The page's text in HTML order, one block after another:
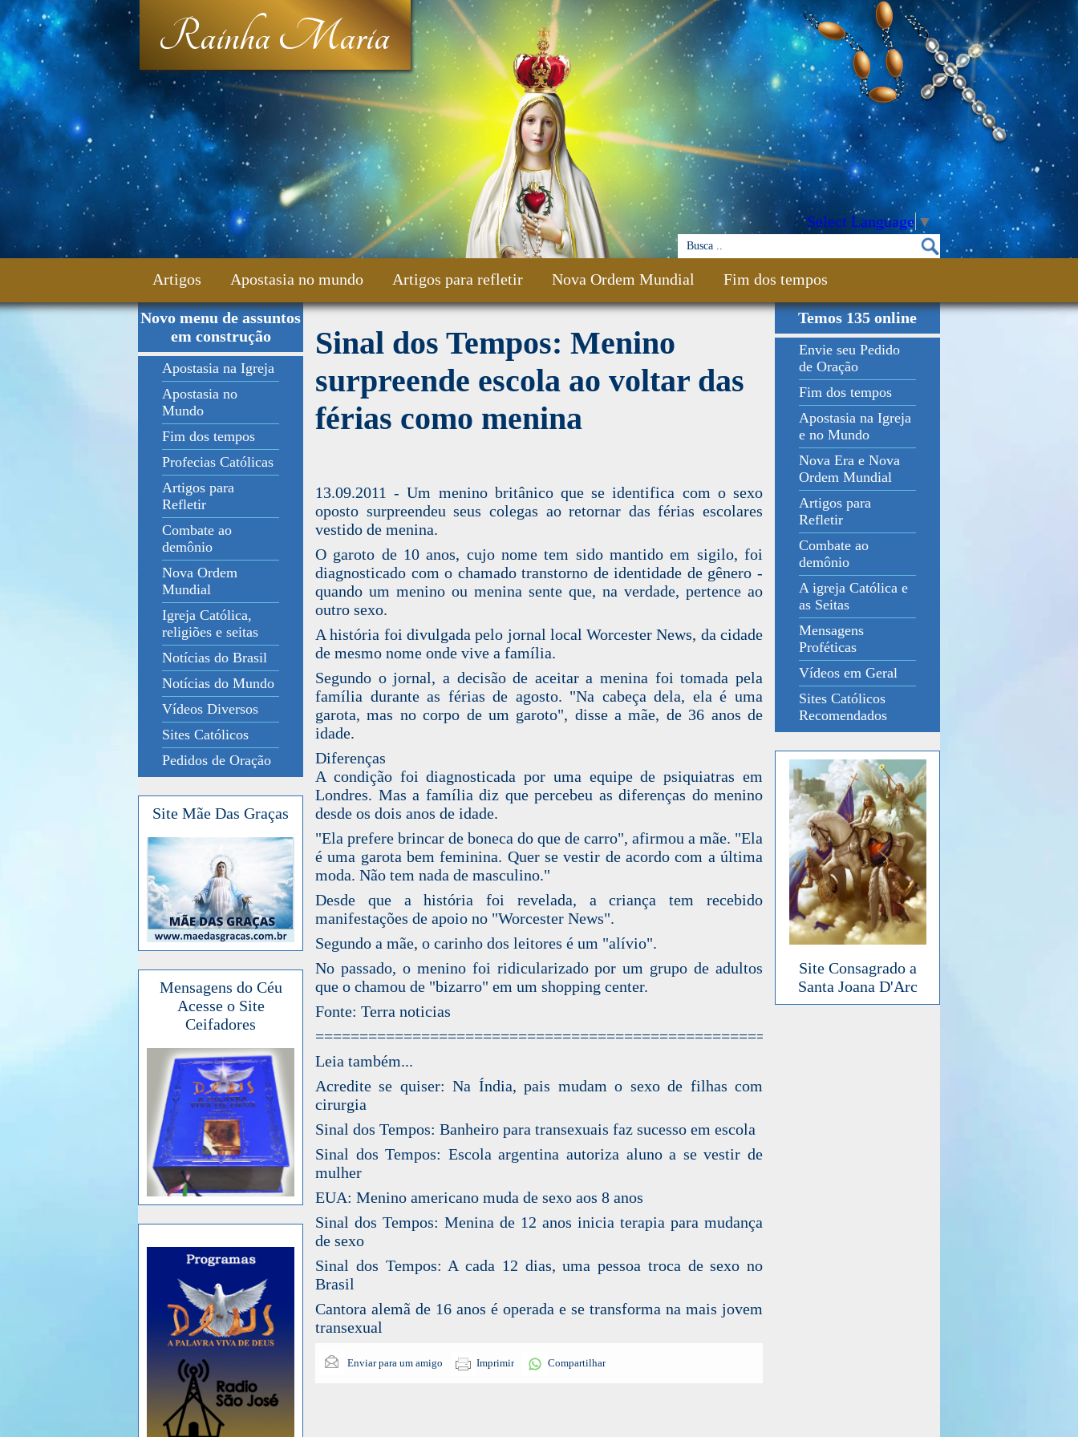
Rainha Maria
Select Language ▼
Artigos Apostasia no mundo Artigos para refletir Nova Ordem Mundial Fim dos tempos
Fale Conosco
Novo menu de assuntos
em construção
Apostasia na Igreja
Apostasia no
Mundo
Fim dos tempos
Profecias Católicas
Artigos para
Refletir
Combate ao
demônio
Nova Ordem
Mundial
Igreja Católica,
religiões e seitas
Notícias do Brasil
Notícias do Mundo
Vídeos Diversos
Sites Católicos
Pedidos de Oração
Site Mãe Das Graças
Mensagens do Céu
Acesse o Site
Ceifadores
Sinal dos Tempos: Menino
surpreende escola ao voltar das
férias como menina
13.09.2011 - Um menino britânico que se identifica com o sexo
oposto surpreendeu seus colegas ao retornar das férias escolares
vestido de menina.
O garoto de 10 anos, cujo nome tem sido mantido em sigilo, foi
diagnosticado com o chamado transtorno de identidade de gênero -
quando um menino ou menina sente que, na verdade, pertence ao
outro sexo.
A história foi divulgada pelo jornal local Worcester News, da cidade
de mesmo nome onde vive a família.
Segundo o jornal, a decisão de aceitar a menina foi tomada pela
família durante as férias de agosto. "Na cabeça dela, ela é uma
garota, mas no corpo de um garoto", disse a mãe, de 36 anos de
idade.
Diferenças
A condição foi diagnosticada por uma equipe de psiquiatras em
Londres. Mas a família diz que percebeu as diferenças do menino
desde os dois anos de idade.
"Ela prefere brincar de boneca do que de carro", afirmou a mãe. "Ela
é uma garota bem feminina. Quer se vestir de acordo com a última
moda. Não tem nada de masculino."
Desde que a história foi revelada, a criança tem recebido
manifestações de apoio no "Worcester News".
Segundo a mãe, o carinho dos leitores é um "alívio".
No passado, o menino foi ridicularizado por um grupo de adultos
que o chamou de "bizarro" em um shopping center.
Fonte: Terra noticias
==============================================================
Leia também...
Acredite se quiser: Na Índia, pais mudam o sexo de filhas com
cirurgia
Sinal dos Tempos: Banheiro para transexuais faz sucesso em escola
Sinal dos Tempos: Escola argentina autoriza aluno a se vestir de
mulher
EUA: Menino americano muda de sexo aos 8 anos
Sinal dos Tempos: Menina de 12 anos inicia terapia para mudança
de sexo
Sinal dos Tempos: A cada 12 dias, uma pessoa troca de sexo no
Brasil
Cantora alemã de 16 anos é operada e se transforma na mais jovem
transexual
Enviar para um amigo Imprimir Compartilhar
Temos 135 online
Envie seu Pedido
de Oração
Fim dos tempos
Apostasia na Igreja
e no Mundo
Nova Era e Nova
Ordem Mundial
Artigos para
Refletir
Combate ao
demônio
A igreja Católica e
as Seitas
Mensagens
Proféticas
Vídeos em Geral
Sites Católicos
Recomendados
Site Consagrado a
Santa Joana D'Arc